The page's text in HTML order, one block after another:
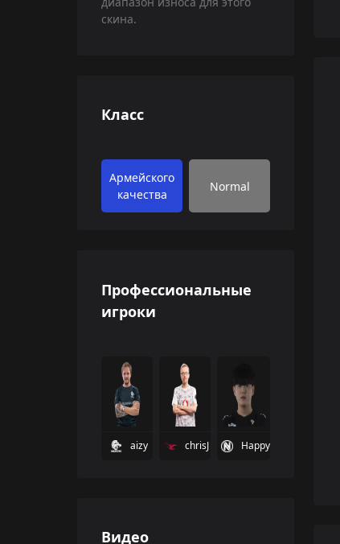
скина.
Класс
Армейского
качества
Normal
Профессиональные
игроки
aizy chrisJ Happy
Видео